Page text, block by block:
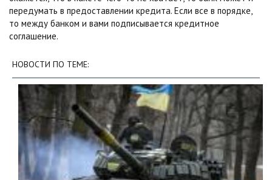
передумать в предоставлении кредита. Если все в порядке,
то между банком и вами подписывается кредитное
соглашение.
НОВОСТИ ПО ТЕМЕ: